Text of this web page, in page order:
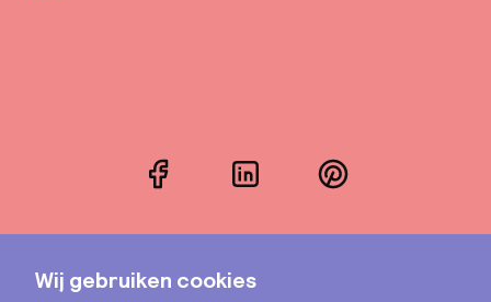
FacebookLinkedInPinterest
Instagram